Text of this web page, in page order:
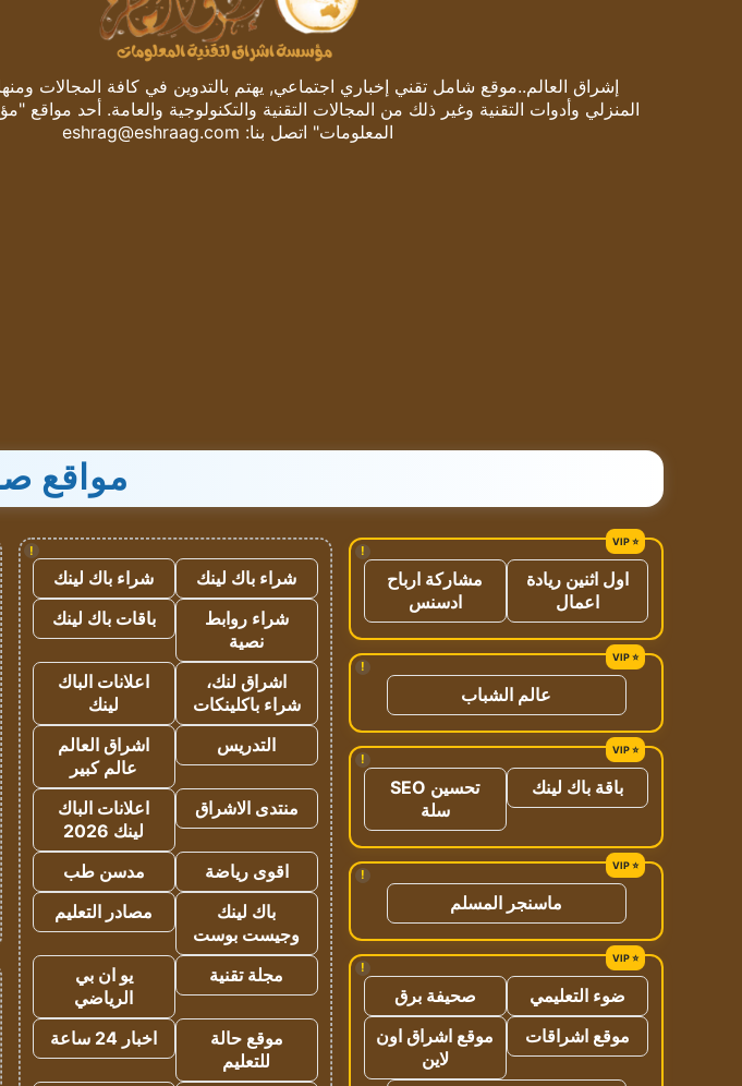
إشراق العالم..موقع شامل تقني إخباري اجتماعي, يهتم بالتدوين في كافة المجالات ومنها
المنزلي وأدوات التقنية وغير ذلك من المجالات التقنية والتكنولوجية والعامة. أحد مواقع
المعلومات" اتصل بنا: eshrag@eshraag.com
مواقع
!
اول اثنين ريادة
اعمال
مشاركة ارباح
ادسنس
!
عالم الشباب
!
باقة باك لينك
تحسين SEO
سلة
!
ماسنجر المسلم
!
ضوء التعليمي
صحيفة برق
موقع اشراقات
موقع اشراق اون
لاين
!
شراء باك لينك
شراء باك لينك
شراء روابط
نصية
باقات باك لينك
اشراق لنك،
شراء باكلينكات
اعلانات الباك
لينك
التدريس
اشراق العالم
عالم كبير
منتدى الاشراق
اعلانات الباك
لينك 2026
اقوى رياضة
مدسن طب
باك لينك
وجيست بوست
مصادر التعليم
مجلة تقنية
يو ان بي
الرياضي
موقع حالة
للتعليم
اخبار 24 ساعة